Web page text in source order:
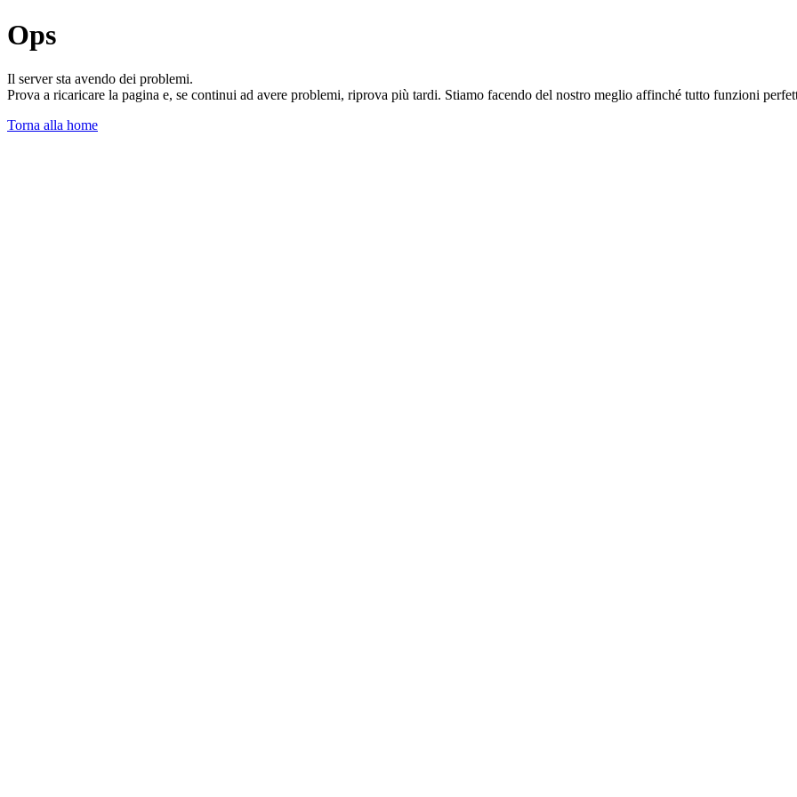
Ops
Il server sta avendo dei problemi.
Prova a ricaricare la pagina e, se continui ad avere problemi, riprova più tardi. Stiamo facendo del nostro meglio affinché tutto funzioni
Torna alla home